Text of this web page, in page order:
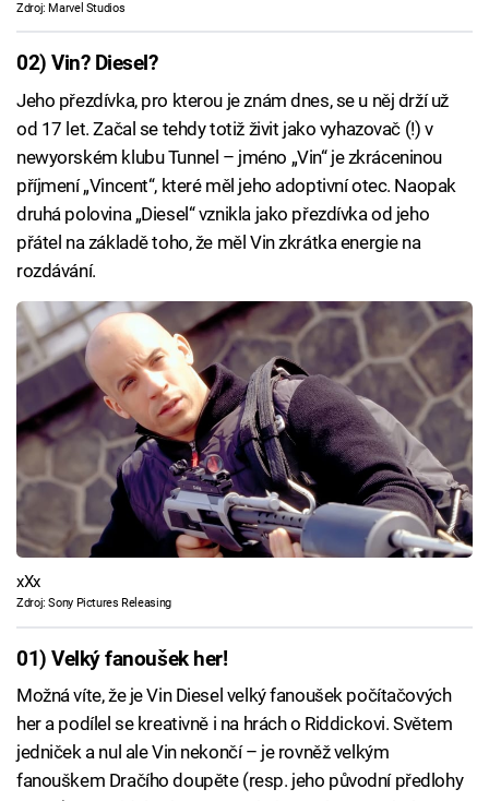
Zdroj: Marvel Studios
02) Vin? Diesel?
Jeho přezdívka, pro kterou je znám dnes, se u něj drží už
od 17 let. Začal se tehdy totiž živit jako vyhazovač (!) v
newyorském klubu Tunnel – jméno „Vin“ je zkráceninou
příjmení „Vincent“, které měl jeho adoptivní otec. Naopak
druhá polovina „Diesel“ vznikla jako přezdívka od jeho
přátel na základě toho, že měl Vin zkrátka energie na
rozdávání.
xXx
Zdroj: Sony Pictures Releasing
01) Velký fanoušek her!
Možná víte, že je Vin Diesel velký fanoušek počítačových
her a podílel se kreativně i na hrách o Riddickovi. Světem
jedniček a nul ale Vin nekončí – je rovněž velkým
fanouškem Dračího doupěte (resp. jeho původní předlohy